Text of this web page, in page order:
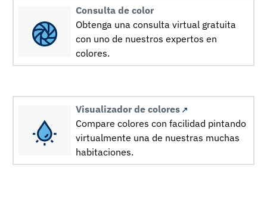
Consulta de color
Obtenga una consulta virtual gratuita
con uno de nuestros expertos en
colores.
Visualizador de colores
Compare colores con facilidad pintando
virtualmente una de nuestras muchas
habitaciones.